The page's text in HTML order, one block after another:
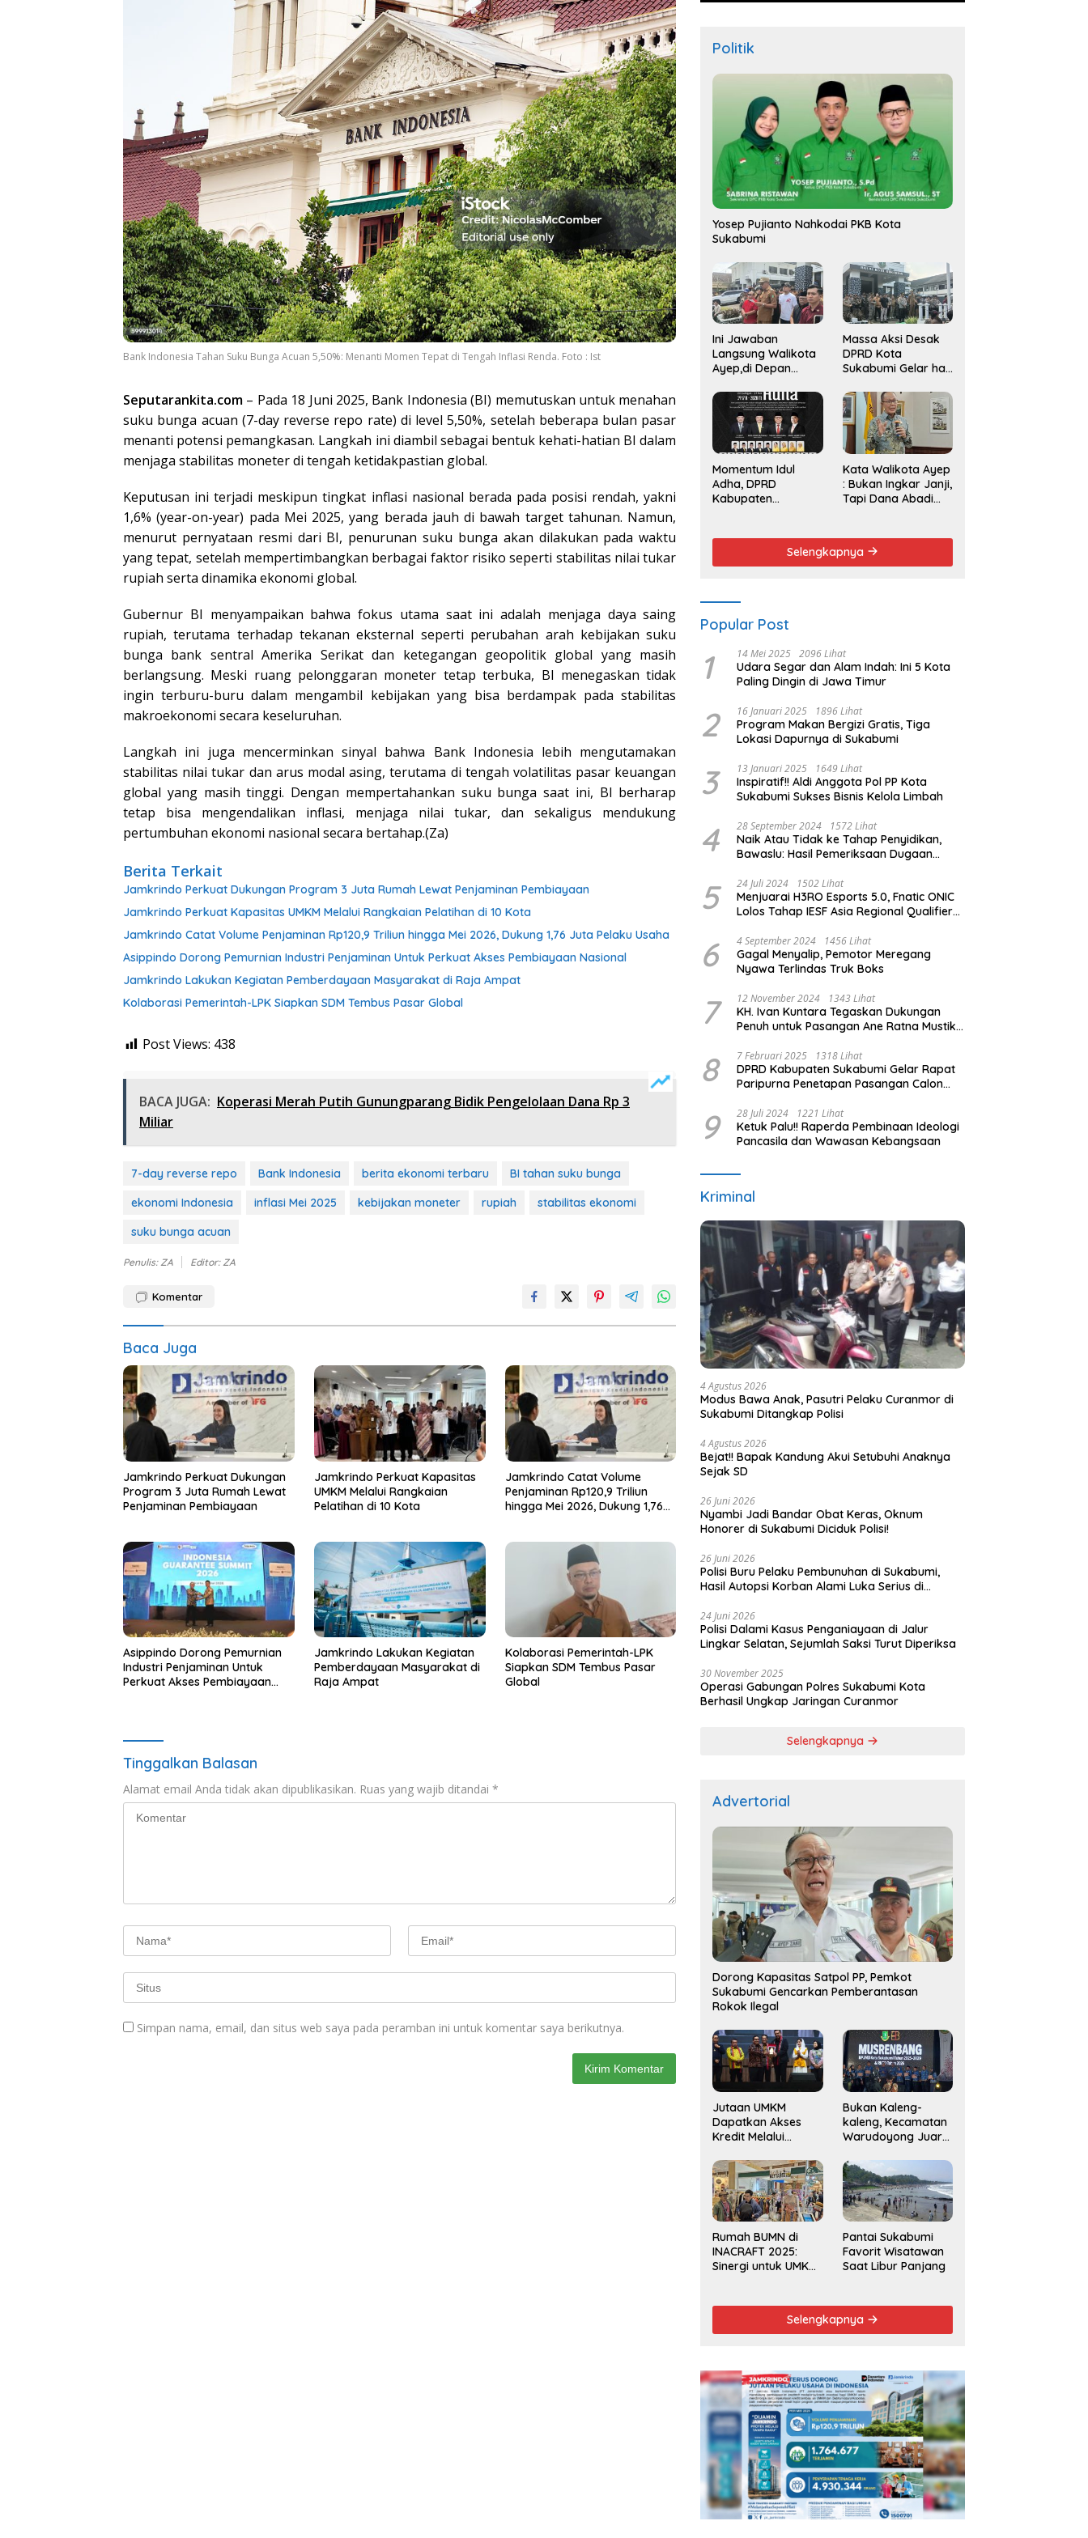
Bank Indonesia Tahan Suku Bunga Acuan 5,50%: Menanti Momen Tepat di Tengah Inflasi Renda. Foto : Ist
Seputarankita.com – Pada 18 Juni 2025, Bank Indonesia (BI) memutuskan untuk menahan
suku bunga acuan (7-day reverse repo rate) di level 5,50%, setelah beberapa bulan pasar
menanti potensi pemangkasan. Langkah ini diambil sebagai bentuk kehati-hatian BI dalam
menjaga stabilitas moneter di tengah ketidakpastian global.
Keputusan ini terjadi meskipun tingkat inflasi nasional berada pada posisi rendah, yakni
1,6% (year-on-year) pada Mei 2025, yang berada jauh di bawah target tahunan. Namun,
menurut pernyataan resmi dari BI, penurunan suku bunga akan dilakukan pada waktu
yang tepat, setelah mempertimbangkan berbagai faktor risiko seperti stabilitas nilai tukar
rupiah serta dinamika ekonomi global.
Gubernur BI menyampaikan bahwa fokus utama saat ini adalah menjaga daya saing
rupiah, terutama terhadap tekanan eksternal seperti perubahan arah kebijakan suku
bunga bank sentral Amerika Serikat dan ketegangan geopolitik global yang masih
berlangsung. Meski ruang pelonggaran moneter tetap terbuka, BI menegaskan tidak
ingin terburu-buru dalam mengambil kebijakan yang bisa berdampak pada stabilitas
makroekonomi secara keseluruhan.
Langkah ini juga mencerminkan sinyal bahwa Bank Indonesia lebih mengutamakan
stabilitas nilai tukar dan arus modal asing, terutama di tengah volatilitas pasar keuangan
global yang masih tinggi. Dengan mempertahankan suku bunga saat ini, BI berharap
tetap bisa mengendalikan inflasi, menjaga nilai tukar, dan sekaligus mendukung
pertumbuhan ekonomi nasional secara bertahap.(Za)
Berita Terkait
Jamkrindo Perkuat Dukungan Program 3 Juta Rumah Lewat Penjaminan Pembiayaan
Jamkrindo Perkuat Kapasitas UMKM Melalui Rangkaian Pelatihan di 10 Kota
Jamkrindo Catat Volume Penjaminan Rp120,9 Triliun hingga Mei 2026, Dukung 1,76 Juta Pelaku Usaha
Asippindo Dorong Pemurnian Industri Penjaminan Untuk Perkuat Akses Pembiayaan Nasional
Jamkrindo Lakukan Kegiatan Pemberdayaan Masyarakat di Raja Ampat
Kolaborasi Pemerintah-LPK Siapkan SDM Tembus Pasar Global
Post Views: 438
BACA JUGA: Koperasi Merah Putih Gunungparang Bidik Pengelolaan Dana Rp 3
Miliar
7-day reverse repo Bank Indonesia berita ekonomi terbaru
BI tahan suku bunga
ekonomi Indonesia
inflasi Mei 2025 kebijakan moneter rupiah
stabilitas ekonomi
suku bunga acuan
Penulis: ZA Editor: ZA
Komentar
Baca Juga
Jamkrindo Perkuat Dukungan
Program 3 Juta Rumah Lewat
Penjaminan Pembiayaan
Jamkrindo Perkuat Kapasitas
UMKM Melalui Rangkaian
Pelatihan di 10 Kota
Jamkrindo Catat Volume
Penjaminan Rp120,9 Triliun
hingga Mei 2026, Dukung 1,76
Asippindo Dorong Pemurnian
Industri Penjaminan Untuk
Perkuat Akses Pembiayaan
Jamkrindo Lakukan Kegiatan
Pemberdayaan Masyarakat di
Raja Ampat
Kolaborasi Pemerintah-LPK
Siapkan SDM Tembus Pasar
Global
Tinggalkan Balasan
Alamat email Anda tidak akan dipublikasikan. Ruas yang wajib ditandai *
Simpan nama, email, dan situs web saya pada peramban ini untuk komentar saya berikutnya.
Politik
Yosep Pujianto Nahkodai PKB Kota
Sukabumi
Ini Jawaban
Langsung Walikota
Ayep,di Depan
Massa Aksi Desak
DPRD Kota
Sukabumi Gelar hak
Pemakzulan
Walikota
Momentum Idul
Adha, DPRD
Kabupaten
dan Persatuan
Kata Walikota Ayep
: Bukan Ingkar Janji,
Tapi Dana Abadi
Selengkapnya
Popular Post
1 14 Mei 2025 2096 Lihat
Udara Segar dan Alam Indah: Ini 5 Kota
Paling Dingin di Jawa Timur
2 16 Januari 2025 1896 Lihat
Program Makan Bergizi Gratis, Tiga
Lokasi Dapurnya di Sukabumi
3 13 Januari 2025 1649 Lihat
Inspiratif!! Aldi Anggota Pol PP Kota
Sukabumi Sukses Bisnis Kelola Limbah
4 28 September 2024 1572 Lihat
Naik Atau Tidak ke Tahap Penyidikan,
Bawaslu: Hasil Pemeriksaan Dugaan
5 24 Juli 2024 1502 Lihat
Menjuarai H3RO Esports 5.0, Fnatic ONIC
Lolos Tahap IESF Asia Regional Qualifier
6 4 September 2024 1456 Lihat
Gagal Menyalip, Pemotor Meregang
Nyawa Terlindas Truk Boks
7 12 November 2024 1343 Lihat
KH. Ivan Kuntara Tegaskan Dukungan
Penuh untuk Pasangan Ane Ratna Mustika
Purwakarta 2024
8 7 Februari 2025 1318 Lihat
DPRD Kabupaten Sukabumi Gelar Rapat
Paripurna Penetapan Pasangan Calon
Pejabat Eksekutif
9 28 Juli 2024 1221 Lihat
Ketuk Palu!! Raperda Pembinaan Ideologi
Pancasila dan Wawasan Kebangsaan
Kriminal
4 Agustus 2026
Modus Bawa Anak, Pasutri Pelaku Curanmor di
Sukabumi Ditangkap Polisi
4 Agustus 2026
Bejat!! Bapak Kandung Akui Setubuhi Anaknya
Sejak SD
26 Juni 2026
Nyambi Jadi Bandar Obat Keras, Oknum
Honorer di Sukabumi Diciduk Polisi!
26 Juni 2026
Polisi Buru Pelaku Pembunuhan di Sukabumi,
Hasil Autopsi Korban Alami Luka Serius di
24 Juni 2026
Polisi Dalami Kasus Penganiayaan di Jalur
Lingkar Selatan, Sejumlah Saksi Turut Diperiksa
30 November 2025
Operasi Gabungan Polres Sukabumi Kota
Berhasil Ungkap Jaringan Curanmor
Selengkapnya
Advertorial
Dorong Kapasitas Satpol PP, Pemkot
Sukabumi Gencarkan Pemberantasan
Rokok Ilegal
Jutaan UMKM
Dapatkan Akses
Kredit Melalui
Jamkrindo
Bukan Kaleng-
kaleng, Kecamatan
Warudoyong Juara
Musrenbang
Kecamatan 2025
Rumah BUMN di
INACRAFT 2025:
Sinergi untuk UMKM
Pantai Sukabumi
Favorit Wisatawan
Saat Libur Panjang
Selengkapnya